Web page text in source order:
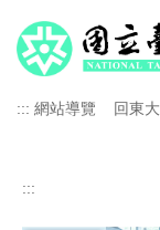
到
主
內
::: 網站導覽 回東大
:::